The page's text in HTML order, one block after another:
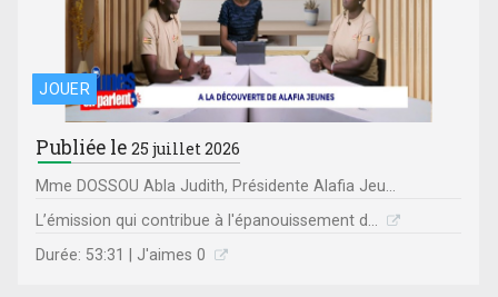
JOUER
Publiée le25 juillet 2026
Mme DOSSOU Abla Judith, Présidente Alafia Jeu...
L’émission qui contribue à l'épanouissement d...
Durée: 53:31 | J'aimes 0